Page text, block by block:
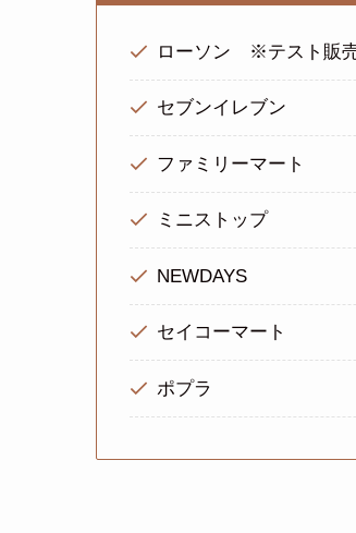
ローソン ※テスト販
セブンイレブン
ファミリーマート
ミニストップ
NEWDAYS
セイコーマート
ポプラ